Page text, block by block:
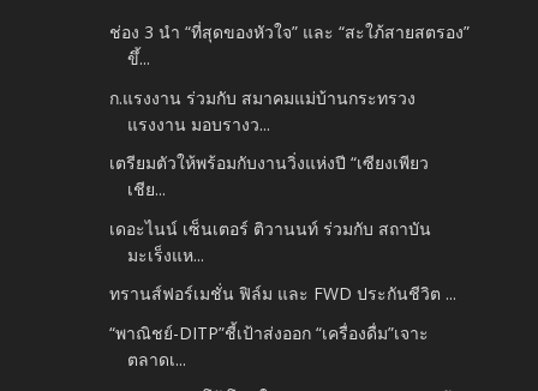
ช่อง 3 นำ “ที่สุดของหัวใจ” และ “สะใภ้สายสตรอง”
ขึ้...
ก.แรงงาน ร่วมกับ สมาคมแม่บ้านกระทรวง
แรงงาน มอบรางว...
เตรียมตัวให้พร้อมกับงานวิ่งแห่งปี “เซียงเพียว
เชีย...
เดอะไนน์ เซ็นเตอร์ ติวานนท์ ร่วมกับ สถาบัน
มะเร็งแห...
ทรานส์ฟอร์เมชั่น ฟิล์ม และ FWD ประกันชีวิต ...
“พาณิชย์-DITP”ชี้เป้าส่งออก “เครื่องดื่ม”เจาะ
ตลาดเ...